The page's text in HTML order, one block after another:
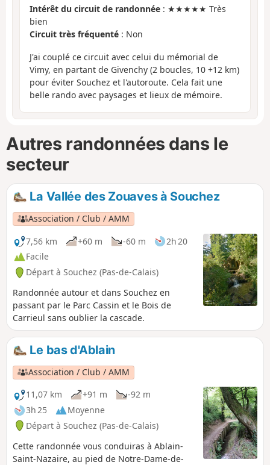
Intérêt du circuit de randonnée : ★★★★★ Très
bien
Circuit très fréquenté : Non
J'ai couplé ce circuit avec celui du mémorial de
Vimy, en partant de Givenchy (2 boucles, 10 +12 km)
pour éviter Souchez et l'autoroute. Cela fait une
belle rando avec paysages et lieux de mémoire.
Autres randonnées dans le
secteur
La Vallée des Zouaves à Souchez
Association / Club / AMM
7,56 km
+60 m -60 m
2h 20
Facile
Départ à Souchez (Pas-de-Calais)
Randonnée autour et dans Souchez en
passant par le Parc Cassin et le Bois de
Carrieul sans oublier la cascade.
Le bas d'Ablain
Association / Club / AMM
11,07 km
+91 m
-92 m
3h 25
Moyenne
Départ à Souchez (Pas-de-Calais)
Cette randonnée vous conduiras à Ablain-
Saint-Nazaire, au pied de Notre-Dame-de-